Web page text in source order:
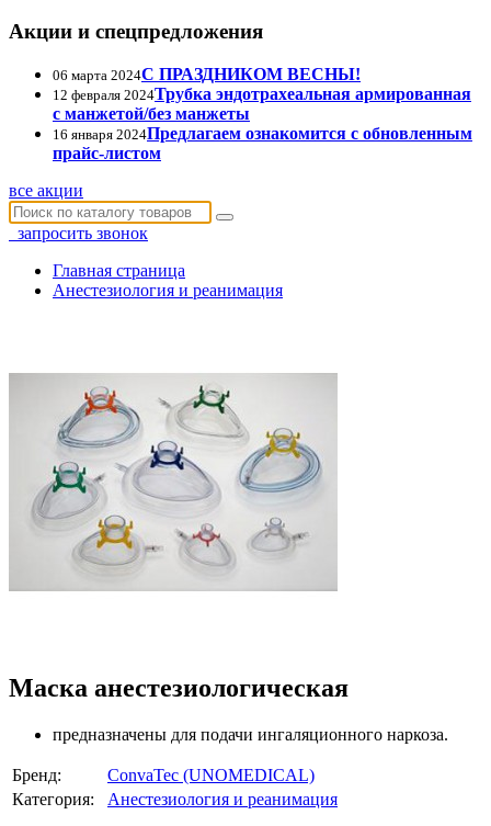
Акции и спецпредложения
06 марта 2024С ПРАЗДНИКОМ ВЕСНЫ!
12 февраля 2024Трубка эндотрахеальная армированная
с манжетой/без манжеты
16 января 2024Предлагаем ознакомится с обновленным
прайс-листом
все акции
запросить звонок
Главная страница
Анестезиология и реанимация
Маска анестезиологическая
предназначены для подачи ингаляционного наркоза.
Бренд:
ConvaTec (UNOMEDICAL)
Категория:
Анестезиология и реанимация